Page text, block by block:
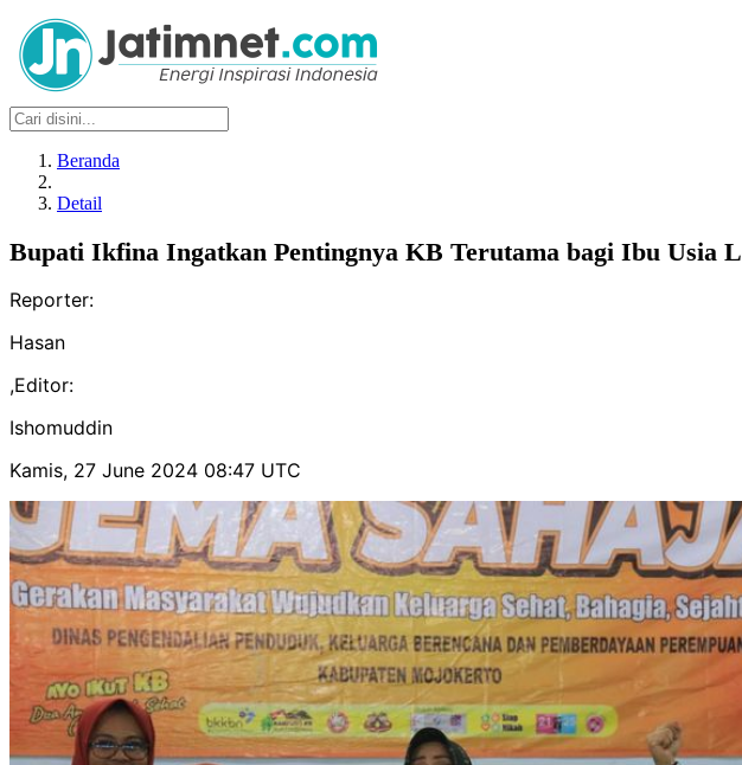
Beranda
Detail
Bupati Ikfina Ingatkan Pentingnya KB Terutama bagi Ibu Usia
Reporter:
Hasan
,Editor:
Ishomuddin
Kamis, 27 June 2024 08:47 UTC